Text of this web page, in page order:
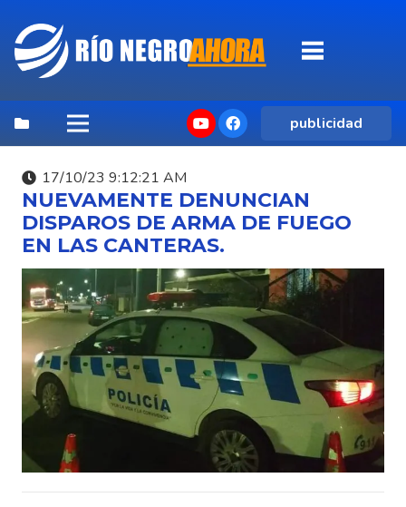
publicidad
17/10/23 9:12:21 AM
NUEVAMENTE DENUNCIAN
DISPAROS DE ARMA DE FUEGO
EN LAS CANTERAS.